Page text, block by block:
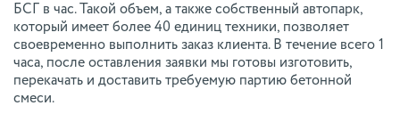
БСГ в час. Такой объем, а также собственный автопарк,
который имеет более 40 единиц техники, позволяет
своевременно выполнить заказ клиента. В течение всего 1
часа, после оставления заявки мы готовы изготовить,
перекачать и доставить требуемую партию бетонной
смеси.